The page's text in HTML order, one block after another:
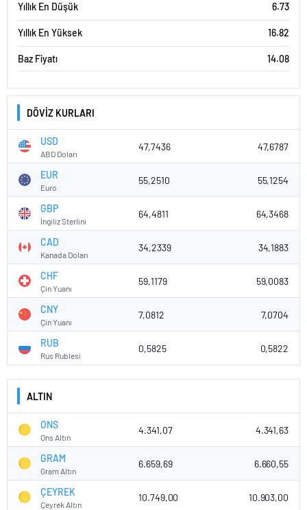
Yıllık En Düşük 6.73
Yıllık En Yüksek 16.82
Baz Fiyatı 14.08
DÖVİZ KURLARI
USD
ABD Doları
47,7436 47,6787
EUR
Euro
55,2510 55,1254
GBP
İngiliz Sterlini
64,4811 64,3468
CAD
Kanada Doları
34,2339 34,1883
CHF
Çin Yuanı
59,1179 59,0083
CNY
Çin Yuanı
7,0812 7,0704
RUB
Rus Rublesi
0,5825 0,5822
ALTIN
ONS
Ons Altın
4.341,07 4.341,63
GRAM
Gram Altın
6.659,69 6.660,55
ÇEYREK
Çeyrek Altın
10.749,00 10.903,00